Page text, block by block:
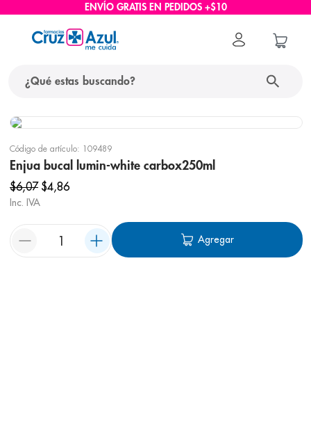
ENVÍO GRATIS EN PEDIDOS +$10
Código de artículo: 109489
Enjua bucal lumin-white carbox250ml
$6,07 $4,86
Inc. IVA
Agregar